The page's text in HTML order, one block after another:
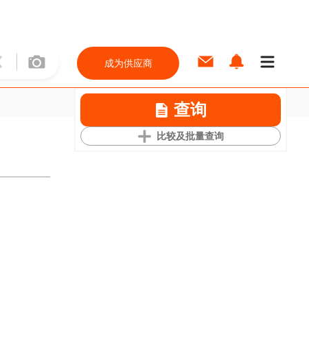
成为供应商
查询
比较及批量查询